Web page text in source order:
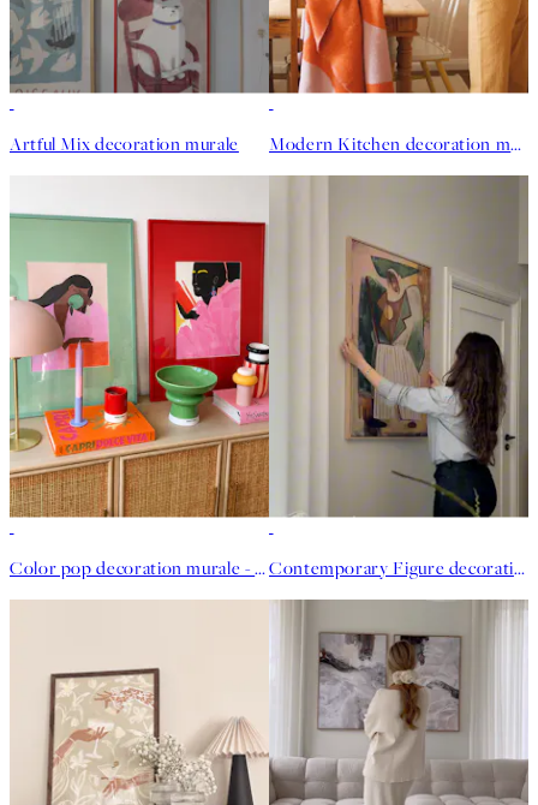
Artful Mix decoration murale Modern Kitchen decoration murale
Color pop decoration murale - Ciaobasia Contemporary Figure decoration murale